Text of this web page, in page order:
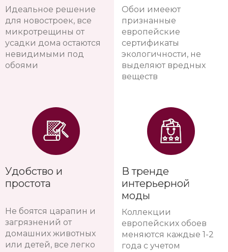
Идеальное решение
для новостроек, все
микротрещины от
усадки дома остаются
невидимыми под
обоями
Удобство и
простота
Не боятся царапин и
загрязнений от
домашних животных
или детей, все легко
Обои имееют
признанные
европейские
сертификаты
экологичности, не
выделяют вредных
веществ
В тренде
интерьерной
моды
Коллекции
европейских обоев
меняются каждые 1-2
года с учетом